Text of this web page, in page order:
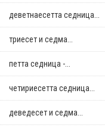
деветнаесетта седница...
триесет и седма...
петта седница -...
четириесетта седница...
деведесет и седма...